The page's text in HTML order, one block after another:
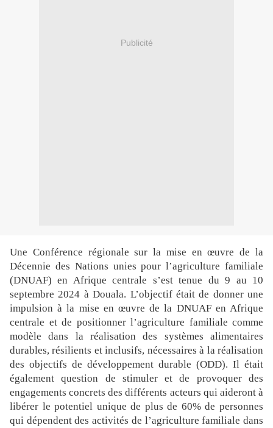
Publicité
Une Conférence régionale sur la mise en œuvre de la
Décennie des Nations unies pour l’agriculture familiale
(DNUAF) en Afrique centrale s’est tenue du 9 au 10
septembre 2024 à Douala. L’objectif était de donner une
impulsion à la mise en œuvre de la DNUAF en Afrique
centrale et de positionner l’agriculture familiale comme
modèle dans la réalisation des systèmes alimentaires
durables, résilients et inclusifs, nécessaires à la réalisation
des objectifs de développement durable (ODD). Il était
également question de stimuler et de provoquer des
engagements concrets des différents acteurs qui aideront à
libérer le potentiel unique de plus de 60% de personnes
qui dépendent des activités de l’agriculture familiale dans